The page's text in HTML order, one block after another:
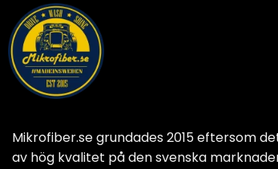
Mikrofiber.se grundades 2015 eftersom
av hög kvalitet på den svenska